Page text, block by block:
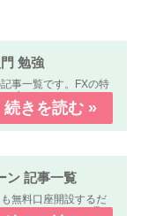
勉強
事一覧です。FXの特
プレッド、Pips、ス
レバレッジ、ロン
ット、ロスカットな
ます、
ン 記事一覧
無料口座開設するだ
キャンペーンや、取